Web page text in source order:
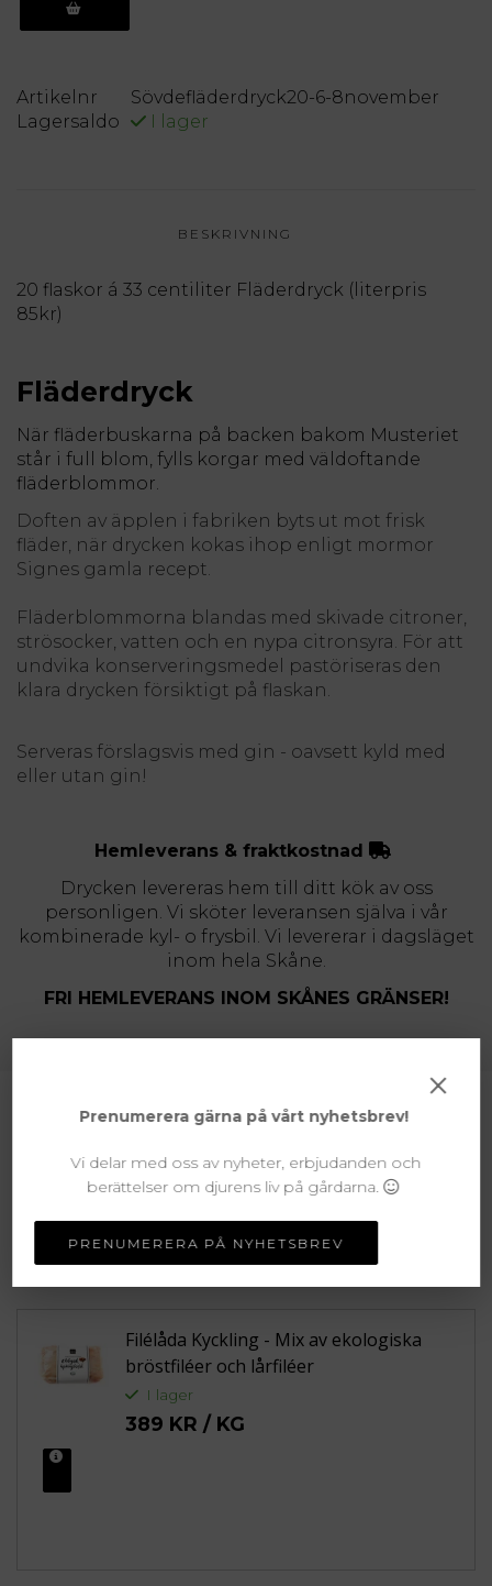
KÖP
Artikelnr
Sövdefläderdryck20-6-8november
Lagersaldo
I lager
BESKRIVNING
20 flaskor á 33 centiliter Fläderdryck (literpris
85kr)
Fläderdryck
När fläderbuskarna på backen bakom Musteriet
står i full blom, fylls korgar med väldoftande
fläderblommor.
Doften av äpplen i fabriken byts ut mot frisk
fläder, när drycken kokas ihop enligt mormor
Signes gamla recept.
Fläderblommorna blandas med skivade citroner,
strösocker, vatten och en nypa citronsyra. För att
undvika konserveringsmedel pastöriseras den
klara drycken försiktigt på flaskan.
Serveras förslagsvis med gin - oavsett kyld med
eller utan gin!
Hemleverans & fraktkostnad
Drycken levereras hem till ditt kök av oss
personligen. Vi sköter leveransen själva i vår
kombinerade kyl- o frysbil. Vi levererar i dagsläget
inom hela Skåne.
FRI HEMLEVERANS INOM SKÅNES GRÄNSER!
Buljongbenslådan- ca 3,5kg
I lager
79 KR / KG
Filélåda Kyckling - Mix av ekologiska
bröstfiléer och lårfiléer
I lager
389 KR / KG
×
Prenumerera gärna på vårt nyhetsbrev!
Vi delar med oss av nyheter, erbjudanden och
berättelser om djurens liv på gårdarna.
PRENUMERERA PÅ NYHETSBREV